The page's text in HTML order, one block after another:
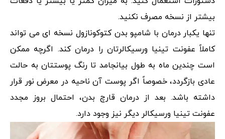
بیشتر از نسخه مصرف نکنید.
تنها یکبار درمان با شامپو بدن کتوکونازول نسخه ای می تواند
کاملاً عفونت تینیا ورسیکالرتان را درمان کند. اگرچه ممکن
است چندین ماه به طول بیانجامد تا رنگ پوستتان به حالت
عادی بازگردد، خصوصاً اگر پوست آن ناحیه در معرض نور قرار
داشته باشد. بعد از درمان قارچ بدن، احتمال بروز مجدد
عفونت تینیا ورسیکالر دیگر نیز وجود دارد.